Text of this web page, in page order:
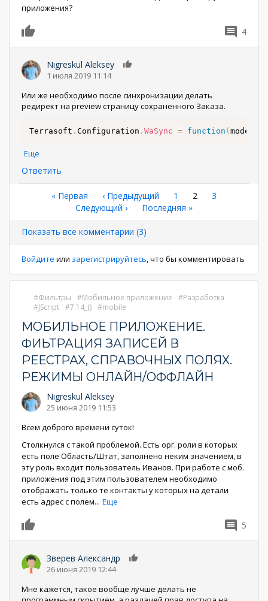
приложения?
4
Nigreskul Aleksey
1 июля 2019 11:14
Или же необходимо после синхронизации делать
редирект на preview страницу сохраненного Заказа.
Terrasoft . Configuration . WaSync = function (model
Еще
Ответить
Нумерация
страниц
Первая
страница
« Первая ←
‹ Предыдущий Страница
1
Текущая
2 Страница
3
Следующая
Следующий ›
Последняя
Последняя »
Показать все комментарии (3)
Войдите или зарегистрируйтесь, что бы комментировать
Фильтры Мобильное приложение
Разработка
JScript
7.14_() mobile
МОБИЛЬНОЕ ПРИЛОЖЕНИЕ.
ФИЬТРАЦИЯ ЗАПИСЕЙ В
РЕЕСТРАХ, СПРАВОЧНЫХ ПОЛЯХ.
РЕЖИМЫ ОНЛАЙН/ОФФЛАЙН
Nigreskul Aleksey
25 июня 2019 11:53
Всем доброго времени суток!
Столкнулся с такой проблемой. Есть орг. роли в которых
есть поле Область/Штат, заполнено неким значением, в
эту роль входит пользователь Иванов. При работе с моб.
приложения под этим пользователем необходимо
отображать только те контакты у которых на детали
есть адрес с полем... Еще
5
Зверев Александр
26 июня 2019 12:44
Мне кажется, такое вообще лучше делать не